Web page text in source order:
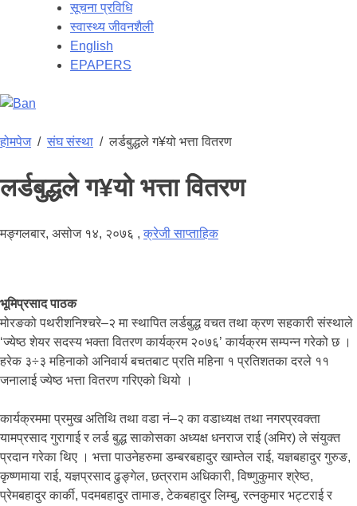
सूचना प्रविधि
स्वास्थ्य जीवनशैली
English
EPAPERS
होमपेज/संघ संस्था /लर्डबुद्धले ग¥यो भत्ता वितरण
लर्डबुद्धले ग¥यो भत्ता वितरण
मङ्गलबार, असोज १४, २०७६ ,क्रेजी साप्ताहिक
भूमिप्रसाद पाठक
मोरङको पथरीशनिश्चरे–२ मा स्थापित लर्डबुद्ध वचत तथा क्रण सहकारी संस्थाले
‘ज्येष्ठ शेयर सदस्य भक्ता वितरण कार्यक्रम २०७६’ कार्यक्रम सम्पन्न गरेको छ ।
हरेक ३÷३ महिनाको अनिवार्य बचतबाट प्रति महिना १ प्रतिशतका दरले ११
जनालाई ज्येष्ठ भत्ता वितरण गरिएको थियो ।
कार्यक्रममा प्रमुख अतिथि तथा वडा नं–२ का वडाध्यक्ष तथा नगरप्रवक्ता
यामप्रसाद गुरागाई र लर्ड बुद्ध साकोसका अध्यक्ष धनराज राई (अमिर) ले संयुक्त
प्रदान गरेका थिए । भत्ता पाउनेहरुमा डम्बरबहादुर खाम्तेल राई, यज्ञबहादुर गुरुङ,
कृष्णमाया राई, यज्ञप्रसाद ढुङ्गेल, छत्रराम अधिकारी, विष्णुकुमार श्रेष्ठ,
प्रेमबहादुर कार्की, पदमबहादुर तामाङ, टेकबहादुर लिम्बु, रत्नकुमार भट्टराई र